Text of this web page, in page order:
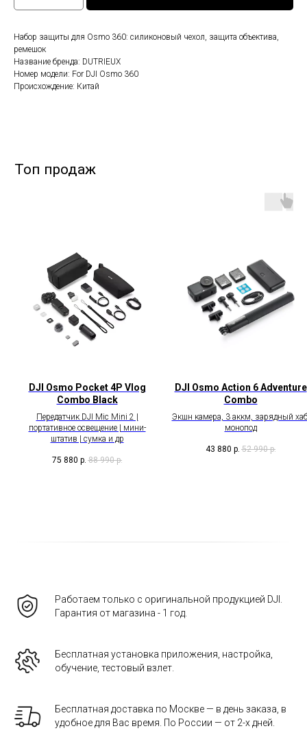
Набор защиты для Osmo 360: силиконовый чехол, защита объектива,
ремешок
Название бренда: DUTRIEUX
Номер модели: For DJI Osmo 360
Происхождение: Китай
DJI Osmo Pocket 4P Vlog
Combo Black
Передатчик DJI Mic Mini 2 |
портативное освещение | мини-
штатив | сумка и др
75 880 р. 88 990 р.
DJI Osmo Action 6 Adventure
Combo
Экшн камера, 3 аккм, зарядный
монопод
43 880 р. 52 990 р.
Работаем только с оригинальной продукцией DJI.
Гарантия от магазина - 1 год.
Бесплатная установка приложения, настройка,
обучение, тестовый взлет.
Бесплатная доставка по Москве — в день заказа, в
удобное для Вас время. По России — от 2-х дней.